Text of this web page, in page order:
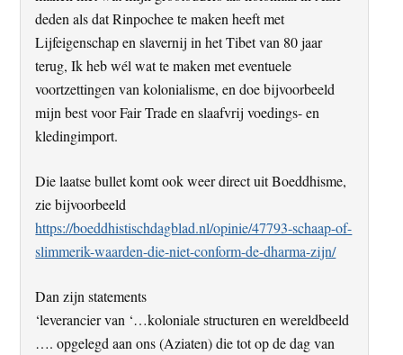
deden als dat Rinpochee te maken heeft met
Lijfeigenschap en slavernij in het Tibet van 80 jaar
terug, Ik heb wél wat te maken met eventuele
voortzettingen van kolonialisme, en doe bijvoorbeeld
mijn best voor Fair Trade en slaafvrij voedings- en
kledingimport.
Die laatse bullet komt ook weer direct uit Boeddhisme,
zie bijvoorbeeld
https://boeddhistischdagblad.nl/opinie/47793-schaap-of-
slimmerik-waarden-die-niet-conform-de-dharma-zijn/
Dan zijn statements
‘leverancier van ‘…koloniale structuren en wereldbeeld
…. opgelegd aan ons (Aziaten) die tot op de dag van